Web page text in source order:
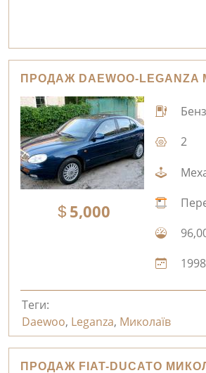
ПРОДАЖ DAEWOO-
5,000
2
1998
Теги:
Daewoo, Leganza, Миколаїв
ПРОДАЖ FIAT-DUCATO